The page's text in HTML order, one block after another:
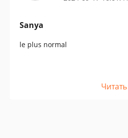
Sanya
le plus normal
Читать